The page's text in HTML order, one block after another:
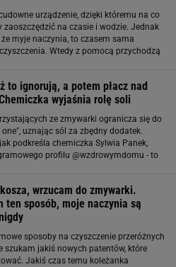
urządzenie, dzięki któremu na co
zaoszczędzić na czasie i wodzie. Jednak
myje naczynia, to czasem sama
Wtedy z pomocą przychodzą
to ignorują, a potem płacz nad
wyjaśnia rolę soli
ze zmywarki ogranicza się do
uznając sól za zbędny dodatek.
podkreśla chemiczka Sylwia Panek,
profilu @wzdrowymdomu - to
wrzucam do zmywarki.
ten sposób, moje naczynia są
sposoby na czyszczenie przeróżnych
szukam jakiś nowych patentów, które
Jakiś czas temu koleżanka